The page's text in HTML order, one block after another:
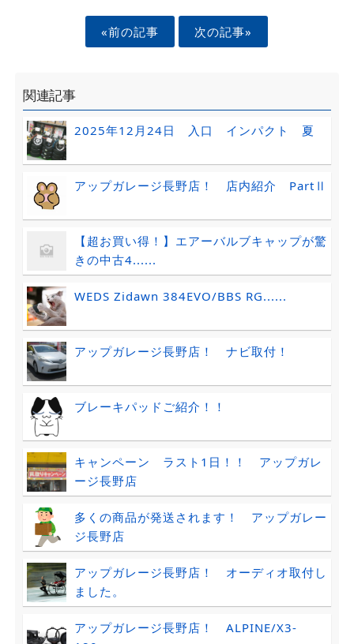
«前の記事 次の記事»
関連記事
2025年12月24日 入口 インパクト 夏
アップガレージ長野店！ 店内紹介 PartⅡ
【超お買い得！】エアーバルブキャップが驚
きの中古4......
WEDS Zidawn 384EVO/BBS RG......
アップガレージ長野店！ ナビ取付！
ブレーキパッドご紹介！！
キャンペーン ラスト1日！！ アップガレ
ージ長野店
多くの商品が発送されます！ アップガレー
ジ長野店
アップガレージ長野店！ オーディオ取付し
ました。
アップガレージ長野店！ ALPINE/X3-